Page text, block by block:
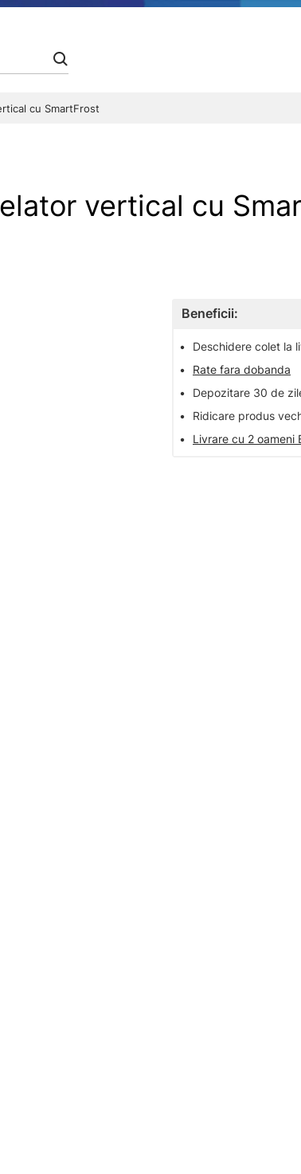
cu SmartFrost
vertical cu
Beneficii:
•
Deschidere colet la
•
Rate fara dobanda
•
Depozitare 30 de
•
Ridicare produs
•
Livrare cu 2 oameni